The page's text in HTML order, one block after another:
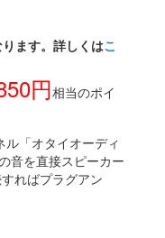
ます。詳しくはこ
円相当のポイ
「オタイオーディ
音を直接スピーカー
ればプラグアン